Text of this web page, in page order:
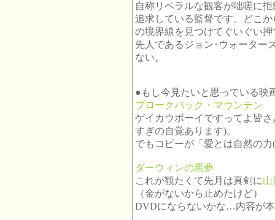
自称リベラルな観客が咄嗟に
追求している監督です。どこ
の境界線を見つけてぐいぐい
先人であるジョン･ウォーター
ない。
●もし今見たいと思っている映
ブロークバック・マウンテン
ゲイカウボーイですってよ皆
すぎの自覚あります)。
でもコピーが「愛とは自然の
ダーウィンの悪夢
これが観たくて先月は真剣に山
（金がないから止めたけど）
DVDにならないかな…内容が